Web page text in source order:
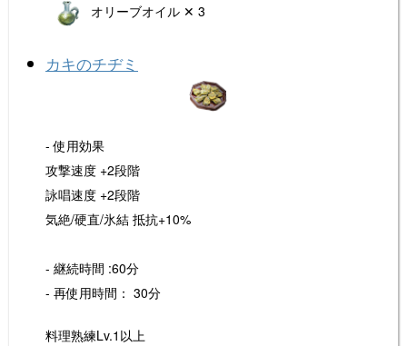
オリーブオイル ✕ 3
カキのチヂミ
- 使用効果
攻撃速度 +2段階
詠唱速度 +2段階
気絶/硬直/氷結 抵抗+10%
- 継続時間 :60分
- 再使用時間： 30分
料理熟練Lv.1以上